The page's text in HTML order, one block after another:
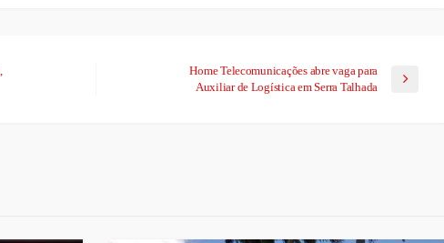
Home Telecomunicações abre vaga para
Auxiliar de Logística em Serra Talhada